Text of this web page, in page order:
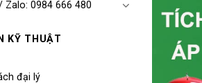
Zalo: 0984 666 480
KỸ THUẬT
đại lý